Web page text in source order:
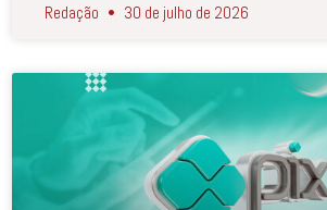
Redação 30 de julho de 2026